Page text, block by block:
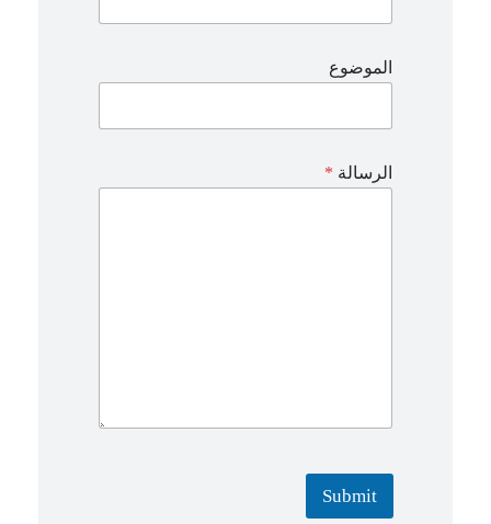
ا
ة
ا
م
ض
و
الموضوع
الرسالة *
Submit